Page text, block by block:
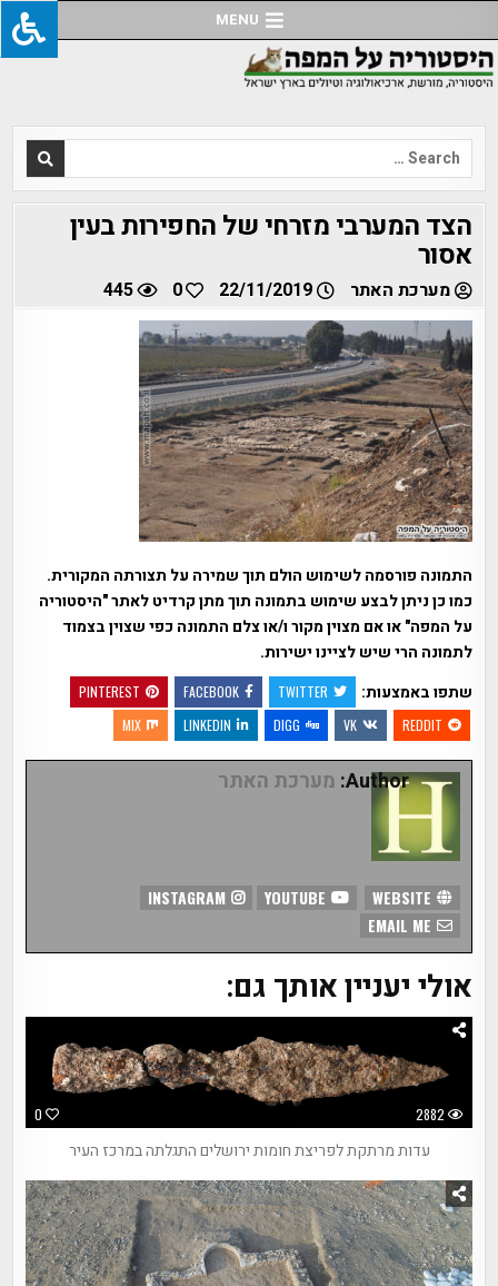
to
content
MENU
Search
for:
הצד המערבי מזרחי של החפירות בעין
אסור
מערכת האתר 22/11/2019
0
445
התמונה פורסמה לשימוש הולם תוך שמירה על תצורתה המקורית.
כמו כן ניתן לבצע שימוש בתמונה תוך מתן קרדיט לאתר "היסטוריה
על המפה" או אם מצוין מקור ו/או צלם התמונה כפי שצוין בצמוד
לתמונה הרי שיש לציינו ישירות.
שתפו באמצעות:
TWITTER
FACEBOOK
PINTEREST
REDDIT
VK
DIGG
LINKEDIN
MIX
Author: מערכת האתר
INSTAGRAM
אולי יעניין אותך גם:
0 2882
עדות מרתקת לפריצת חומות ירושלים התגלתה במרכז העיר